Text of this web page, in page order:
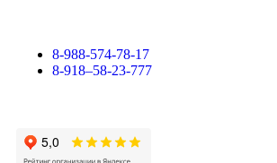
8-988-574-78-17
8-918–58-23-777